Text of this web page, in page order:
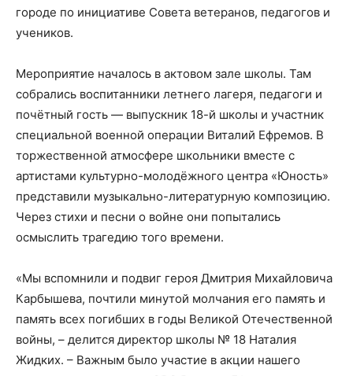
городе по инициативе Совета ветеранов, педагогов и
учеников.
Мероприятие началось в актовом зале школы. Там
собрались воспитанники летнего лагеря, педагоги и
почётный гость — выпускник 18-й школы и участник
специальной военной операции Виталий Ефремов. В
торжественной атмосфере школьники вместе с
артистами культурно-молодёжного центра «Юность»
представили музыкально-литературную композицию.
Через стихи и песни о войне они попытались
осмыслить трагедию того времени.
«Мы вспомнили и подвиг героя Дмитрия Михайловича
Карбышева, почтили минутой молчания его память и
память всех погибших в годы Великой Отечественной
войны, – делится директор школы № 18 Наталия
Жидких. – Важным было участие в акции нашего